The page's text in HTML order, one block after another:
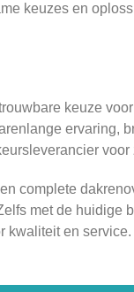
keuzes en
keuze
ervaring,
complete
met de huidige
kwaliteit en service.